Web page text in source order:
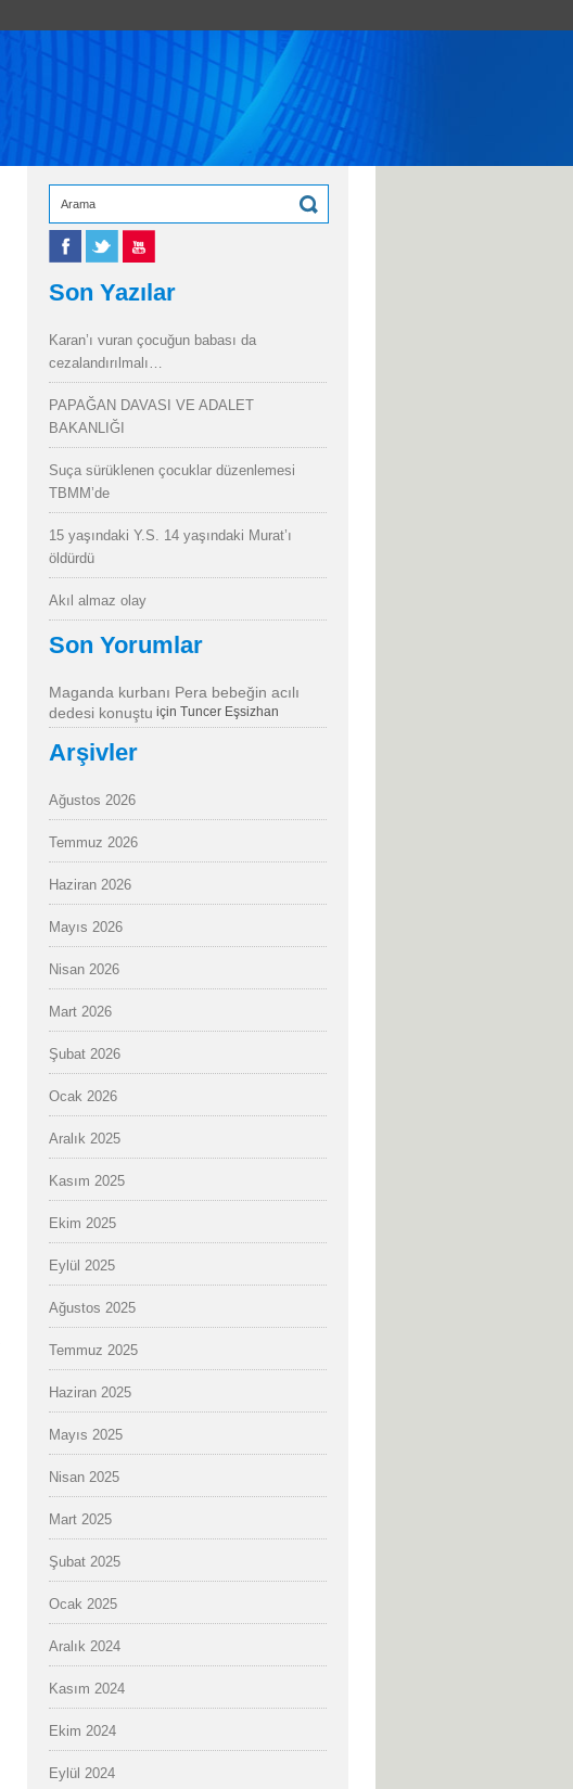
Son Yazılar
Karan’ı vuran çocuğun babası da
cezalandırılmalı…
PAPAĞAN DAVASI VE ADALET
BAKANLIĞI
Suça sürüklenen çocuklar düzenlemesi
TBMM’de
15 yaşındaki Y.S. 14 yaşındaki Murat’ı
öldürdü
Akıl almaz olay
Son Yorumlar
Maganda kurbanı Pera bebeğin acılı
dedesi konuştu için Tuncer Eşsizhan
Arşivler
Ağustos 2026
Temmuz 2026
Haziran 2026
Mayıs 2026
Nisan 2026
Mart 2026
Şubat 2026
Ocak 2026
Aralık 2025
Kasım 2025
Ekim 2025
Eylül 2025
Ağustos 2025
Temmuz 2025
Haziran 2025
Mayıs 2025
Nisan 2025
Mart 2025
Şubat 2025
Ocak 2025
Aralık 2024
Kasım 2024
Ekim 2024
Eylül 2024